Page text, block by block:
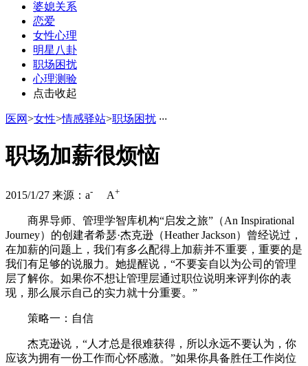
婆媳关系
恋爱
女性心理
明星八卦
职场困扰
心理测验
点击收起
医网>女性>情感驿站>职场困扰 ···
职场加薪很烦恼
2015/1/27 来源： a- A+
商界导师、管理学智库机构“启发之旅”（An Inspirational
Journey）的创建者希瑟·杰克逊（Heather Jackson）曾经说过，
在加薪的问题上，我们有多么配得上加薪并不重要，重要的是
我们有足够的说服力。她提醒说，“不要妄自以为公司的管理
层了解你。如果你不想让管理层通过职位说明来评判你的表
现，那么展示自己的实力就十分重要。”
策略一：自信
杰克逊说，“人才总是很难获得，所以永远不要认为，你
应该为拥有一份工作而心怀感激。”如果你具备胜任工作岗位